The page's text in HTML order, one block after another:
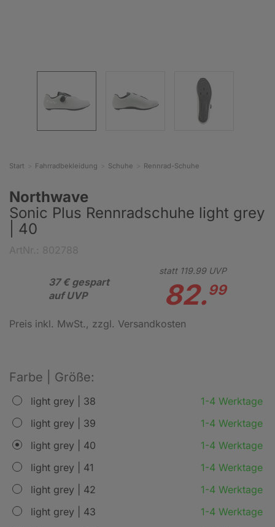
Start Fahrradbekleidung Schuhe Rennrad-Schuhe
Northwave
Sonic Plus Rennradschuhe light grey
| 40
37 € gespart
auf UVP
statt 119.99UVP
82.99
Preis inkl. MwSt., zzgl. Versandkosten
Farbe | Größe:
light grey | 38
1-4 Werktage
light grey | 39
1-4 Werktage
light grey | 40
1-4 Werktage
light grey | 41
1-4 Werktage
light grey | 42
1-4 Werktage
light grey | 43
1-4 Werktage